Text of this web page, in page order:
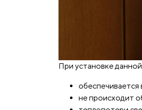
При установке
обеспечивается
не происходит